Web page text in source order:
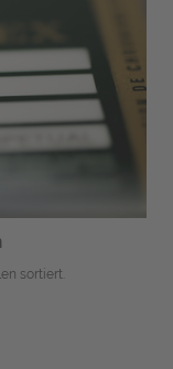
sortiert.